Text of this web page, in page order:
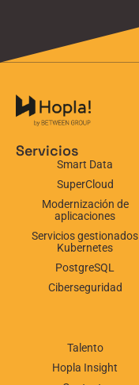
Servicios
Smart Data
SuperCloud
Modernización de
aplicaciones
Servicios gestionados
Kubernetes
PostgreSQL
Ciberseguridad
Talento
Hopla Insight